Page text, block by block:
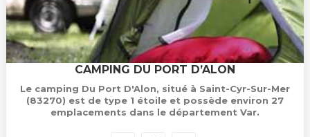
CAMPING DU PORT D’ALON
Le camping Du Port D'Alon, situé à Saint-Cyr-Sur-Mer
(83270) est de type 1 étoile et possède environ 27
emplacements dans le département Var.